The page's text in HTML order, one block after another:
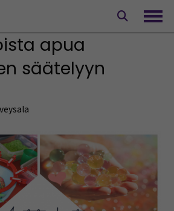
apua
säätelyyn